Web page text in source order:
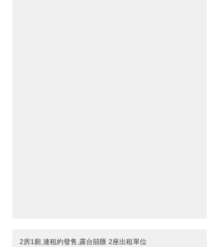
2房1廁,連租約發售,露台囍匯 2座出租單位